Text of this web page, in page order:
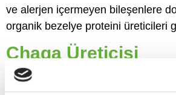
ve alerjen içermeyen bileşenlere
organik bezelye proteini üreticileri
Chaga Üreticisi
Chaga’ya Giriş Chaga (Inonotus